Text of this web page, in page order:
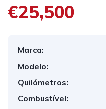
€25,500
Marca:
Modelo:
Quilómetros:
Combustível: